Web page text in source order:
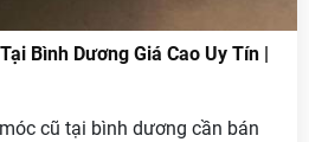
Bình Dương Giá Cao Uy Tín |
cũ tại bình dương cần bán